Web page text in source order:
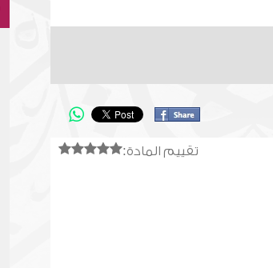
تقييم المادة: